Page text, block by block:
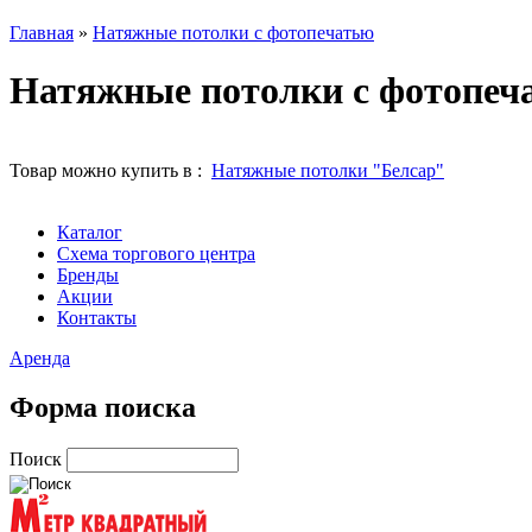
Главная » Натяжные потолки с фотопечатью
Натяжные потолки с
Товар можно купить в : Натяжные потолки "Белсар"
Каталог
Схема торгового центра
Бренды
Акции
Контакты
Аренда
Форма поиска
Поиск